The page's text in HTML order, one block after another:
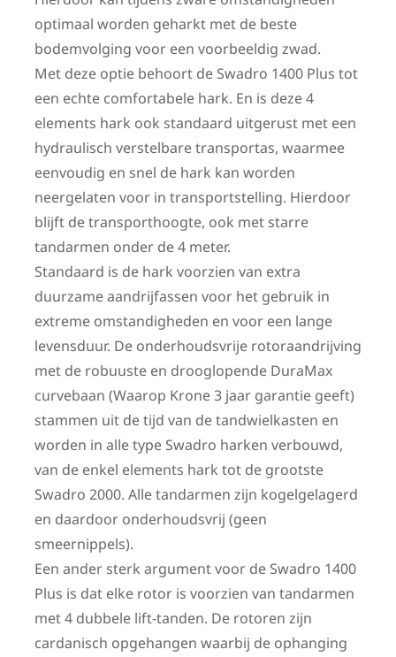
optimaal worden geharkt met de beste
bodemvolging voor een voorbeeldig zwad.
Met deze optie behoort de Swadro 1400 Plus tot
een echte comfortabele hark. En is deze 4
elements hark ook standaard uitgerust met een
hydraulisch verstelbare transportas, waarmee
eenvoudig en snel de hark kan worden
neergelaten voor in transportstelling. Hierdoor
blijft de transporthoogte, ook met starre
tandarmen onder de 4 meter.
Standaard is de hark voorzien van extra
duurzame aandrijfassen voor het gebruik in
extreme omstandigheden en voor een lange
levensduur. De onderhoudsvrije rotoraandrijving
met de robuuste en drooglopende DuraMax
curvebaan (Waarop Krone 3 jaar garantie geeft)
stammen uit de tijd van de tandwielkasten en
worden in alle type Swadro harken verbouwd,
van de enkel elements hark tot de grootste
Swadro 2000. Alle tandarmen zijn kogelgelagerd
en daardoor onderhoudsvrij (geen
smeernippels).
Een ander sterk argument voor de Swadro 1400
Plus is dat elke rotor is voorzien van tandarmen
met 4 dubbele lift-tanden. De rotoren zijn
cardanisch opgehangen waarbij de ophanging